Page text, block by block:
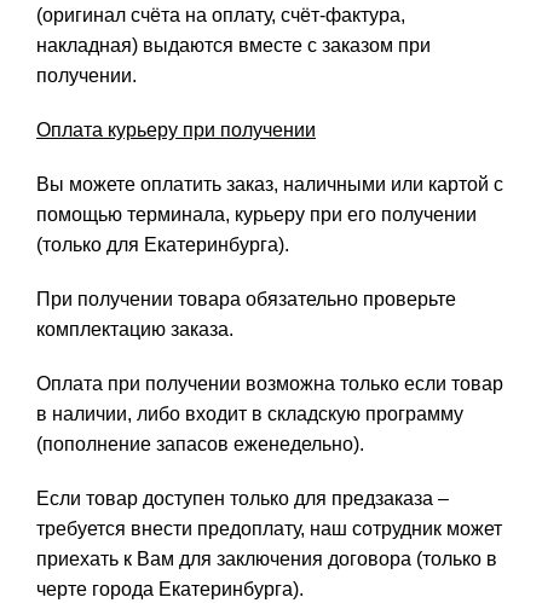
(оригинал счёта на оплату, счёт-фактура,
накладная) выдаются вместе с заказом при
получении.
Оплата курьеру при получении
Вы можете оплатить заказ, наличными или картой с
помощью терминала, курьеру при его получении
(только для Екатеринбурга).
При получении товара обязательно проверьте
комплектацию заказа.
Оплата при получении возможна только если товар
в наличии, либо входит в складскую программу
(пополнение запасов еженедельно).
Если товар доступен только для предзаказа –
требуется внести предоплату, наш сотрудник может
приехать к Вам для заключения договора (только в
черте города Екатеринбурга).